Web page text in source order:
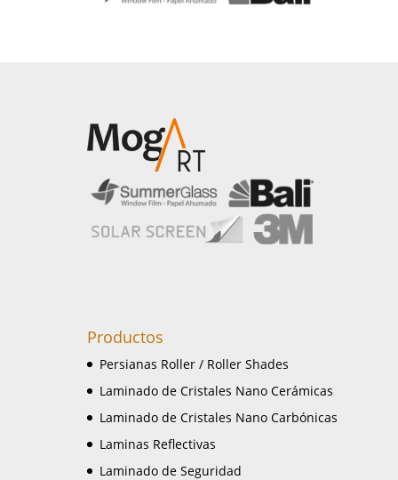
Productos
Persianas Roller / Roller Shades
Laminado de Cristales Nano Cerámicas
Laminado de Cristales Nano Carbónicas
Laminas Reflectivas
Laminado de Seguridad